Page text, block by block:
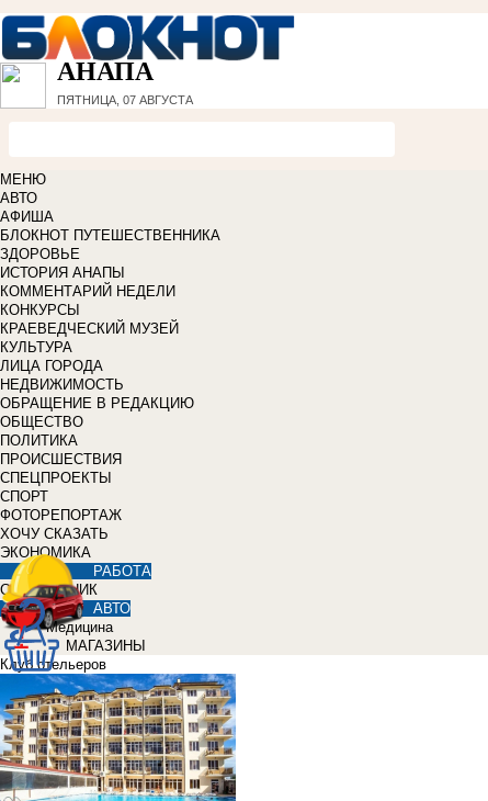
АНАПА
ПЯТНИЦА, 07 АВГУСТА
МЕНЮ
АВТО
АФИША
БЛОКНОТ ПУТЕШЕСТВЕННИКА
ЗДОРОВЬЕ
ИСТОРИЯ АНАПЫ
КОММЕНТАРИЙ НЕДЕЛИ
КОНКУРСЫ
КРАЕВЕДЧЕСКИЙ МУЗЕЙ
КУЛЬТУРА
ЛИЦА ГОРОДА
НЕДВИЖИМОСТЬ
ОБРАЩЕНИЕ В РЕДАКЦИЮ
ОБЩЕСТВО
ПОЛИТИКА
ПРОИСШЕСТВИЯ
СПЕЦПРОЕКТЫ
СПОРТ
ФОТОРЕПОРТАЖ
ХОЧУ СКАЗАТЬ
ЭКОНОМИКА
РАБОТА
СПРАВОЧНИК
АВТО
Медицина
МАГАЗИНЫ
Клуб отельеров